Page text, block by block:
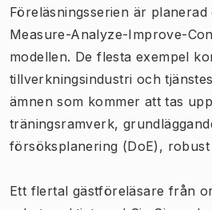
Föreläsningsserien är
Measure-Analyze-Improve-
modellen. De flesta exempel
tillverkningsindustri och
ämnen som kommer att tas
träningsramverk,
försöksplanering (DoE), robust
Ett flertal gästföreläsare från